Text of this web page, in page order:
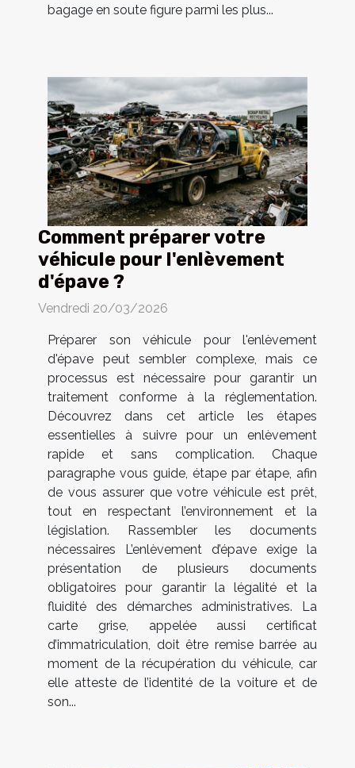
bagage en soute figure parmi les plus...
Comment préparer votre
véhicule pour l'enlèvement
d'épave ?
Vendredi 20/03/2026
Préparer son véhicule pour l'enlèvement
d'épave peut sembler complexe, mais ce
processus est nécessaire pour garantir un
traitement conforme à la réglementation.
Découvrez dans cet article les étapes
essentielles à suivre pour un enlèvement
rapide et sans complication. Chaque
paragraphe vous guide, étape par étape, afin
de vous assurer que votre véhicule est prêt,
tout en respectant l’environnement et la
législation. Rassembler les documents
nécessaires L’enlèvement d’épave exige la
présentation de plusieurs documents
obligatoires pour garantir la légalité et la
fluidité des démarches administratives. La
carte grise, appelée aussi certificat
d’immatriculation, doit être remise barrée au
moment de la récupération du véhicule, car
elle atteste de l’identité de la voiture et de
son...